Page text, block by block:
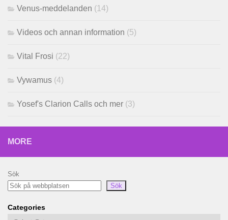
Venus-meddelanden (14)
Videos och annan information (5)
Vital Frosi (22)
Vywamus (4)
Yosef's Clarion Calls och mer (3)
MORE
Sök
Sök
Categories